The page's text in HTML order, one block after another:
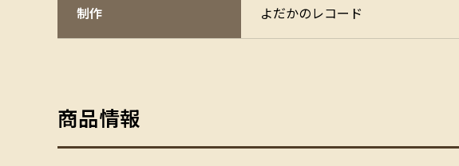
制作 よだかのレコード
商品情報